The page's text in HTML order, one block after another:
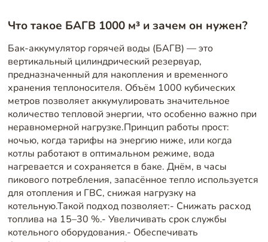
Что такое БАГВ 1000 м³ и зачем он нужен?
Бак-аккумулятор горячей воды (БАГВ) — это
вертикальный цилиндрический резервуар,
предназначенный для накопления и временного
хранения теплоносителя. Объём 1000 кубических
метров позволяет аккумулировать значительное
количество тепловой энергии, что особенно важно при
неравномерной нагрузке.Принцип работы прост:
ночью, когда тарифы на энергию ниже, или когда
котлы работают в оптимальном режиме, вода
нагревается и сохраняется в баке. Днём, в часы
пикового потребления, запасённое тепло используется
для отопления и ГВС, снижая нагрузку на
котельную.Такой подход позволяет:- Снижать расход
топлива на 15–30 %.- Увеличивать срок службы
котельного оборудования.- Обеспечивать